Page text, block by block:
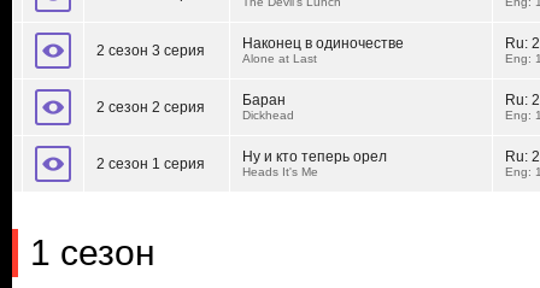
2 сезон 3 серия Наконец в одиночестве
Alone at Last
Ru:
Eng:
2 сезон 2 серия Баран
Dickhead
Ru:
Eng:
2 сезон 1 серия Ну и кто теперь орел
Heads It's Me
Ru:
Eng:
1 сезон